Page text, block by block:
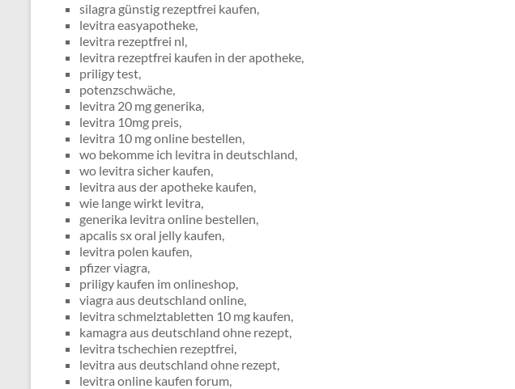
silagra günstig rezeptfrei kaufen,
levitra easyapotheke,
levitra rezeptfrei nl,
levitra rezeptfrei kaufen in der apotheke,
priligy test,
potenzschwäche,
levitra 20 mg generika,
levitra 10mg preis,
levitra 10 mg online bestellen,
wo bekomme ich levitra in deutschland,
wo levitra sicher kaufen,
levitra aus der apotheke kaufen,
wie lange wirkt levitra,
generika levitra online bestellen,
apcalis sx oral jelly kaufen,
levitra polen kaufen,
pfizer viagra,
priligy kaufen im onlineshop,
viagra aus deutschland online,
levitra schmelztabletten 10 mg kaufen,
kamagra aus deutschland ohne rezept,
levitra tschechien rezeptfrei,
levitra aus deutschland ohne rezept,
levitra online kaufen forum,